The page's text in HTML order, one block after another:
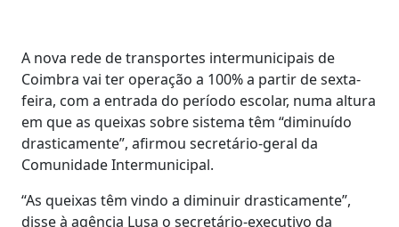
A nova rede de transportes intermunicipais de
Coimbra vai ter operação a 100% a partir de sexta-
feira, com a entrada do período escolar, numa altura
em que as queixas sobre sistema têm “diminuído
drasticamente”, afirmou secretário-geral da
Comunidade Intermunicipal.
“As queixas têm vindo a diminuir drasticamente”,
disse à agência Lusa o secretário-executivo da